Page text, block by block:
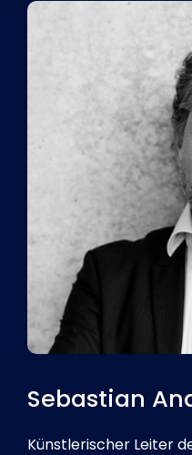
Sebastian
Künstlerischer Leiter